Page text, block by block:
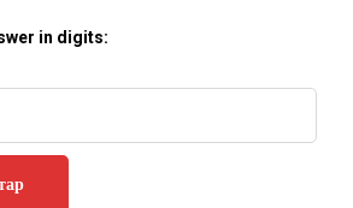
in digits: